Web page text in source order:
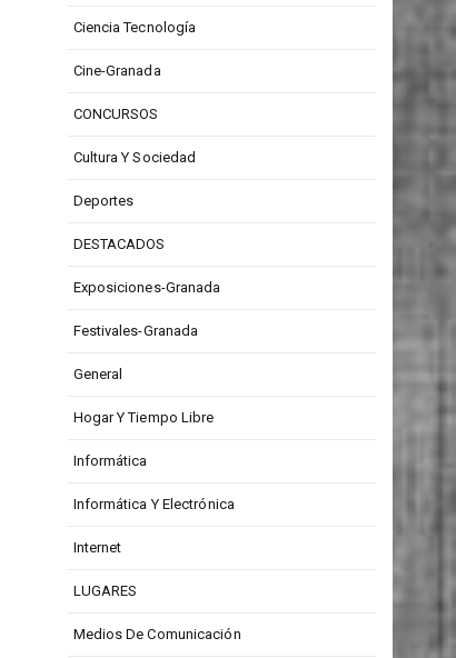
Ciencia Tecnología
Cine-Granada
CONCURSOS
Cultura Y Sociedad
Deportes
DESTACADOS
Exposiciones-Granada
Festivales-Granada
General
Hogar Y Tiempo Libre
Informática
Informática Y Electrónica
Internet
LUGARES
Medios De Comunicación